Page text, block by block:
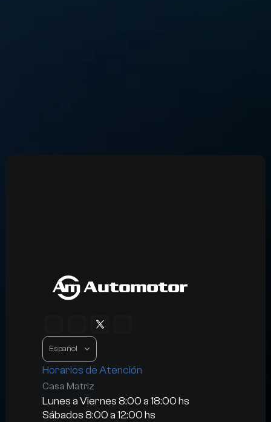
Casa Matriz
Lunes a Viernes 8:00 a 18:00 hs
Sábados 8:00 a 12:00 hs
Horarios de Atención
Select Language
Español